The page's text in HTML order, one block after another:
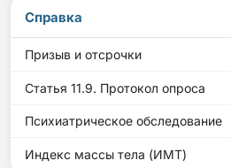
Справка
Призыв и отсрочки
Статья 11.9. Протокол опроса
Психиатрическое обследование
Индекс массы тела (ИМТ)